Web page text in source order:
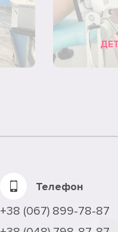
Телефон
+38 (067) 899-78-87